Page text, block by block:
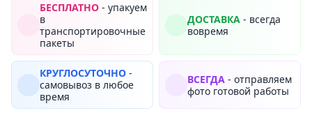
БЕСПЛАТНО - упакуем
в
транспортировочные
пакеты
ДОСТАВКА - всегда
вовремя
КРУГЛОСУТОЧНО -
самовывоз в любое
время
ВСЕГДА - отправляем
фото готовой работы